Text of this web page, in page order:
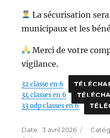
La sécurisation
municipaux et les
Merci de votre
vigilance.
32 classe en 6
34 classes en 6
33 odp classes en 6
Publié
3 avril 2026